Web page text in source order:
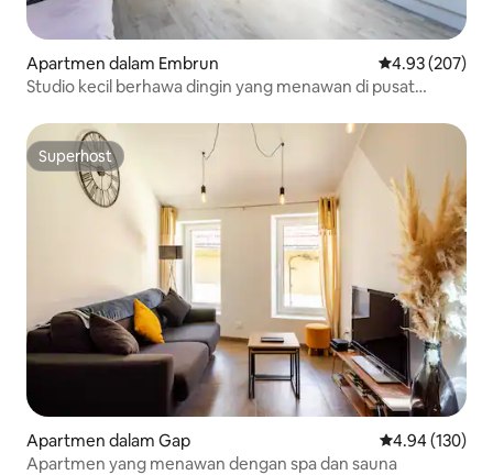
Apartmen dalam Embrun Penarafan
4.93 (207)
Studio kecil berhawa dingin yang menawan di pusat
Superhost
Superhost
Apartmen dalam Gap Penarafan
4.94 (130)
Apartmen yang menawan dengan spa dan sauna